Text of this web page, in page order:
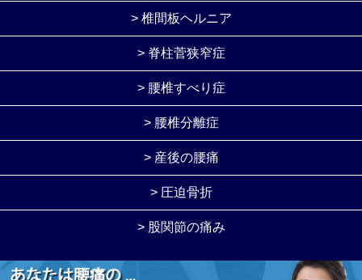
> 椎間板ヘルニア
> 脊柱菅狭窄症
> 腰椎すべり症
> 腰椎分離症
> 産後の腰痛
> 圧迫骨折
> 股関節の痛み